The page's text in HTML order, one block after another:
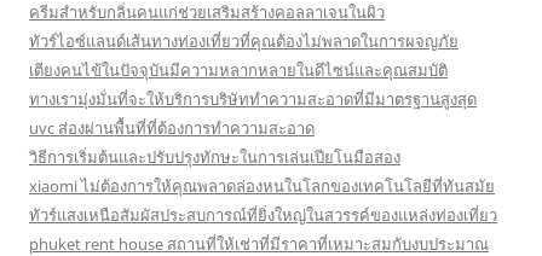
ครีมสำหรับกลิ่นคนแก่ช่วยเสริมสร้างคอลลาเจนในผิว
ทัวร์ไอซ์แลนด์เส้นทางท่องเที่ยวที่คุณต้องไม่พลาดในการผจญภัย
เตียงคนไข้ในปัจจุบันมีความหลากหลายในดีไซน์และคุณสมบัติ
ทางเรามุ่งมั่นที่จะให้บริการบริษัททำความสะอาดที่มีมาตรฐานสูงสุด
uvc ส่องผ่านพื้นที่ที่ต้องการทำความสะอาด
วิธีการเริ่มต้นและปรับปรุงทักษะในการเล่นเปียโนมือสอง
xiaomi ไม่ต้องการให้คุณพลาดล่องหนในโลกของเทคโนโลยีที่ทันสมัย
ทัวร์แสงเหนือสัมผัสประสบการณ์ที่ยิ่งใหญ่ในสวรรค์ของแหล่งท่องเที่ยว
phuket rent house สถานที่ให้เช่าที่มีราคาที่เหมาะสมกับงบประมาณ